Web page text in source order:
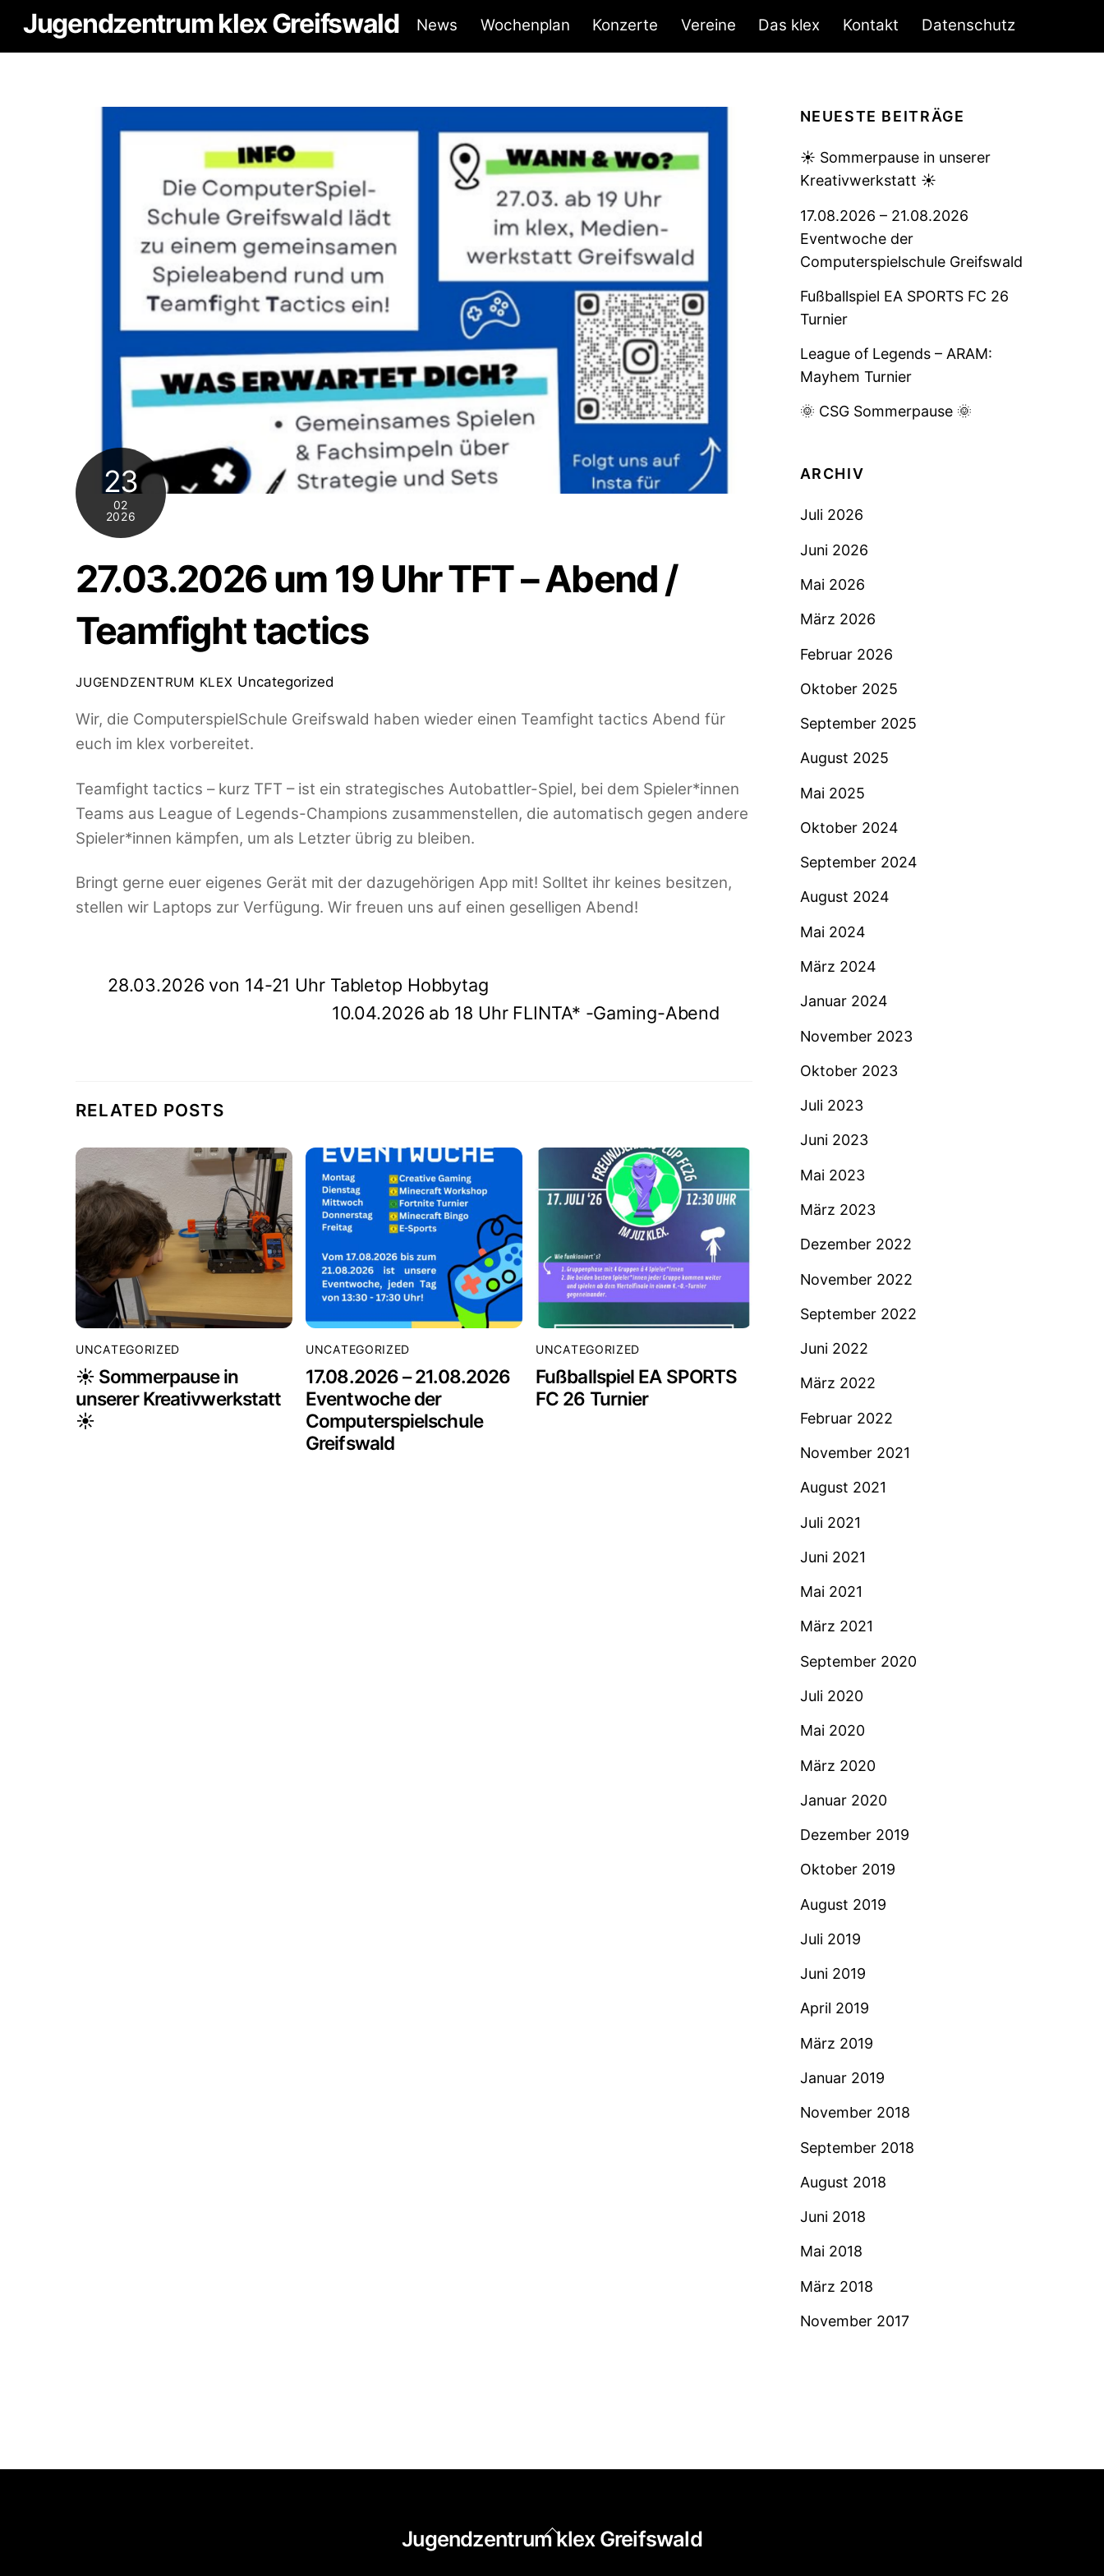
Jugendzentrum klex Greifswald News Wochenplan Konzerte Vereine Das klex Kontakt Datenschutz
23
02
2026
27.03.2026 um 19 Uhr TFT – Abend /
Teamfight tactics
JUGENDZENTRUM KLEX Uncategorized
Wir, die ComputerspielSchule Greifswald haben wieder einen Teamfight tactics Abend für
euch im klex vorbereitet.
Teamfight tactics – kurz TFT – ist ein strategisches Autobattler-Spiel, bei dem Spieler*innen
Teams aus League of Legends-Champions zusammenstellen, die automatisch gegen andere
Spieler*innen kämpfen, um als Letzter übrig zu bleiben.
Bringt gerne euer eigenes Gerät mit der dazugehörigen App mit! Solltet ihr keines besitzen,
stellen wir Laptops zur Verfügung. Wir freuen uns auf einen geselligen Abend!
28.03.2026 von 14-21 Uhr Tabletop Hobbytag
10.04.2026 ab 18 Uhr FLINTA* -Gaming-Abend
RELATED POSTS
UNCATEGORIZED
☀️ Sommerpause in
unserer Kreativwerkstatt
☀️
UNCATEGORIZED
17.08.2026 – 21.08.2026
Eventwoche der
Computerspielschule
Greifswald
UNCATEGORIZED
Fußballspiel EA SPORTS
FC 26 Turnier
NEUESTE BEITRÄGE
☀️ Sommerpause in unserer
Kreativwerkstatt ☀️
17.08.2026 – 21.08.2026
Eventwoche der
Computerspielschule Greifswald
Fußballspiel EA SPORTS FC 26
Turnier
League of Legends – ARAM:
Mayhem Turnier
🌞 CSG Sommerpause 🌞
ARCHIV
Juli 2026
Juni 2026
Mai 2026
März 2026
Februar 2026
Oktober 2025
September 2025
August 2025
Mai 2025
Oktober 2024
September 2024
August 2024
Mai 2024
März 2024
Januar 2024
November 2023
Oktober 2023
Juli 2023
Juni 2023
Mai 2023
März 2023
Dezember 2022
November 2022
September 2022
Juni 2022
März 2022
Februar 2022
November 2021
August 2021
Juli 2021
Juni 2021
Mai 2021
März 2021
September 2020
Juli 2020
Mai 2020
März 2020
Januar 2020
Dezember 2019
Oktober 2019
August 2019
Juli 2019
Juni 2019
April 2019
März 2019
Januar 2019
November 2018
September 2018
August 2018
Juni 2018
Mai 2018
März 2018
November 2017
Back
To
Jugendzentrum klex Greifswald